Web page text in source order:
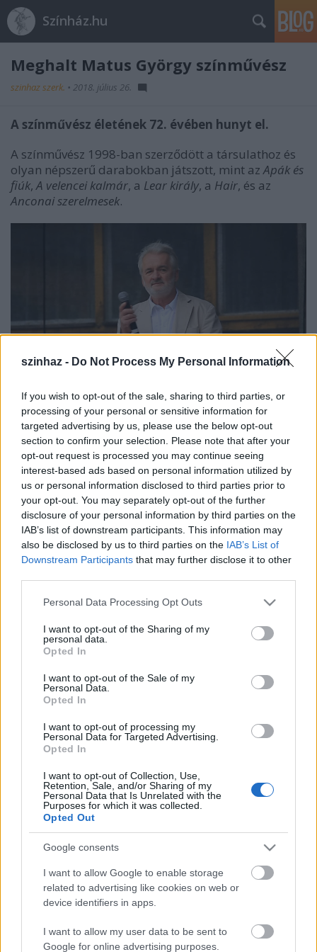
szinhaz - Do Not Process My Personal Information
If you wish to opt-out of the sale, sharing to third parties, or
processing of your personal or sensitive information for
targeted advertising by us, please use the below opt-out
section to confirm your selection. Please note that after your
opt-out request is processed you may continue seeing
interest-based ads based on personal information utilized by
us or personal information disclosed to third parties prior to
your opt-out. You may separately opt-out of the further
disclosure of your personal information by third parties on the
IAB’s list of downstream participants. This information may
also be disclosed by us to third parties on the IAB’s List of
Downstream Participants that may further disclose it to other
Please note that this website/app uses one or more Google
not limited to your visit or usage behaviour. You may click to
grant or deny consent to Google and its third-party tags to
use your data for below specified purposes in below Google
consent section.
Personal Data Processing Opt Outs
I want to opt-out of the Sharing of my
personal data.
Opted In
I want to opt-out of the Sale of my
Personal Data.
Opted In
I want to opt-out of processing my
Personal Data for Targeted Advertising.
Opted In
I want to opt-out of Collection, Use,
Retention, Sale, and/or Sharing of my
Personal Data that Is Unrelated with the
Purposes for which it was collected.
Opted Out
Google consents
I want to allow Google to enable storage
related to advertising like cookies on web or
device identifiers in apps.
I want to allow my user data to be sent to
Google for online advertising purposes.
Színház.hu
Meghalt Matus György színművész
szinhaz szerk. • 2018. július 26.
A színművész életének 72. évében hunyt el.
A színművész 1998-ban szerződött a társulathoz és
olyan népszerű darabokban játszott, mint azApák és
fiúk,A velencei kalmár, a Lear király, a Hair, és az
Anconai szerelmesek.
Matus György
Matus György1945-ben született, művészi pályáját
1972-ben a Bartók Színházban kezdte, majd 1974-
től több mint húsz éven át a Miskolci Nemzeti
Színház társulatának vezető művésze volt. 1997-től
egy évadon át a Tatabányai Jászai Mari Színházban
játszott, 1998-ban szerződött a székesfehérvári
Vörösmarty Színház társulatához. A Magyar
Színházban vendégként játszott, szinkronszínészként
számos filmnek kölcsönözte a hangját.
Székesfehérváron játszotta a többi közöttLiliomfi
Kányaiját, az Egy hölgy a Maximbóltábornokját, az
CsárdáskirálynőMiska pincérét, aJános vitézBagóját,
Lóvátett lovagok
Munkásságát 1983-ban Déryné-díjjal, 1998-ban
Jászai Mari-gyűrűvel, 2000-ben pedig Vörösmarty-
gyűrűvel ismerték el.
(Forrás: Vörösmarty Színház)
Címkék:Gyász
Ajánlott bejegyzések:
Augusztusban jön az év legvidámabb